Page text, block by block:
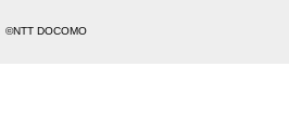
©NTT DOCOMO